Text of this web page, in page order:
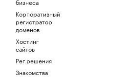
Корпоративный
регистратор
доменов
Хостинг
сайтов
Рег.решения
Знакомства